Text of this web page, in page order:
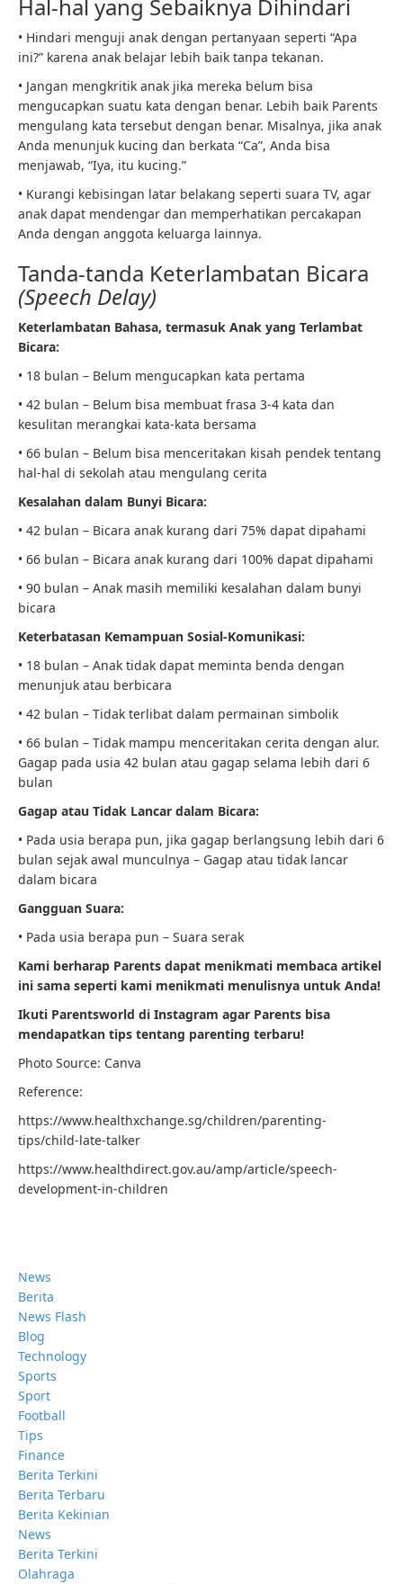
Hal-hal yang Sebaiknya Dihindari
• Hindari menguji anak dengan pertanyaan seperti “Apa
ini?” karena anak belajar lebih baik tanpa tekanan.
• Jangan mengkritik anak jika mereka belum bisa
mengucapkan suatu kata dengan benar. Lebih baik Parents
mengulang kata tersebut dengan benar. Misalnya, jika anak
Anda menunjuk kucing dan berkata “Ca”, Anda bisa
menjawab, “Iya, itu kucing.”
• Kurangi kebisingan latar belakang seperti suara TV, agar
anak dapat mendengar dan memperhatikan percakapan
Anda dengan anggota keluarga lainnya.
Tanda-tanda Keterlambatan Bicara
(Speech Delay)
Keterlambatan Bahasa, termasuk Anak yang Terlambat
Bicara:
• 18 bulan – Belum mengucapkan kata pertama
• 42 bulan – Belum bisa membuat frasa 3-4 kata dan
kesulitan merangkai kata-kata bersama
• 66 bulan – Belum bisa menceritakan kisah pendek tentang
hal-hal di sekolah atau mengulang cerita
Kesalahan dalam Bunyi Bicara:
• 42 bulan – Bicara anak kurang dari 75% dapat dipahami
• 66 bulan – Bicara anak kurang dari 100% dapat dipahami
• 90 bulan – Anak masih memiliki kesalahan dalam bunyi
bicara
Keterbatasan Kemampuan Sosial-Komunikasi:
• 18 bulan – Anak tidak dapat meminta benda dengan
menunjuk atau berbicara
• 42 bulan – Tidak terlibat dalam permainan simbolik
• 66 bulan – Tidak mampu menceritakan cerita dengan alur.
Gagap pada usia 42 bulan atau gagap selama lebih dari 6
bulan
Gagap atau Tidak Lancar dalam Bicara:
• Pada usia berapa pun, jika gagap berlangsung lebih dari 6
bulan sejak awal munculnya – Gagap atau tidak lancar
dalam bicara
Gangguan Suara:
• Pada usia berapa pun – Suara serak
Kami berharap Parents dapat menikmati membaca artikel
ini sama seperti kami menikmati menulisnya untuk Anda!
Ikuti Parentsworld di Instagram agar Parents bisa
mendapatkan tips tentang parenting terbaru!
Photo Source: Canva
Reference:
https://www.healthxchange.sg/children/parenting-
tips/child-late-talker
https://www.healthdirect.gov.au/amp/article/speech-
development-in-children
News
Berita
News Flash
Blog
Technology
Sports
Sport
Football
Tips
Finance
Berita Terkini
Berita Terbaru
Berita Kekinian
News
Berita Terkini
Olahraga